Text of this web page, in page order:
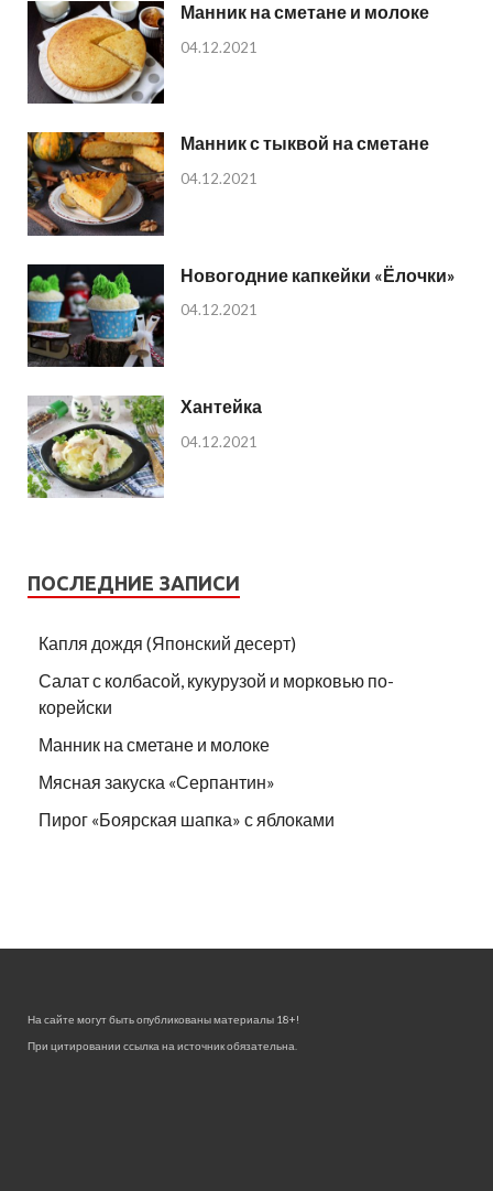
Манник на сметане и молоке
04.12.2021
Манник с тыквой на сметане
04.12.2021
Новогодние капкейки «Ёлочки»
04.12.2021
Хантейка
04.12.2021
ПОСЛЕДНИЕ ЗАПИСИ
Капля дождя (Японский десерт)
Салат с колбасой, кукурузой и морковью по-
корейски
Манник на сметане и молоке
Мясная закуска «Серпантин»
Пирог «Боярская шапка» с яблоками
На сайте могут быть опубликованы материалы 18+!
При цитировании ссылка на источник обязательна.